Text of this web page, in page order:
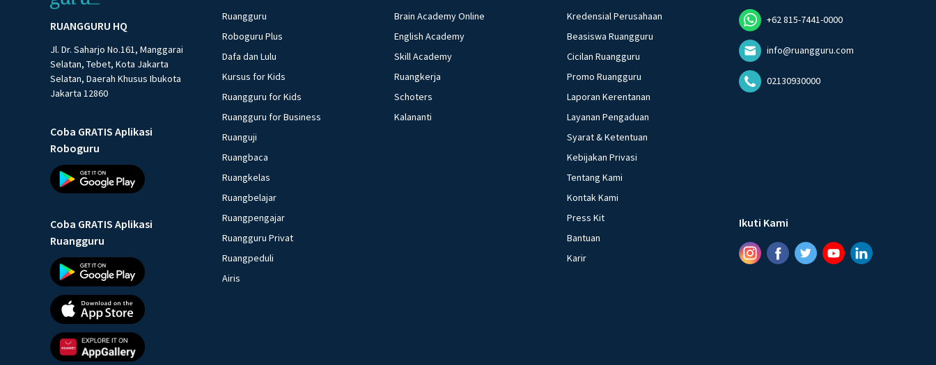
RUANGGURU HQ
Jl. Dr. Saharjo No.161, Manggarai
Selatan, Tebet, Kota Jakarta
Selatan, Daerah Khusus Ibukota
Jakarta 12860
Coba GRATIS Aplikasi
Roboguru
Coba GRATIS Aplikasi
Ruangguru
Ruangguru
Roboguru Plus
Dafa dan Lulu
Kursus for Kids
Ruangguru for Kids
Ruangguru for Business
Ruanguji
Ruangbaca
Ruangkelas
Ruangbelajar
Ruangpengajar
Ruangguru Privat
Ruangpeduli
Airis
Brain Academy Online
English Academy
Skill Academy
Ruangkerja
Schoters
Kalananti
Kredensial Perusahaan
Beasiswa Ruangguru
Cicilan Ruangguru
Promo Ruangguru
Laporan Kerentanan
Layanan Pengaduan
Syarat & Ketentuan
Kebijakan Privasi
Tentang Kami
Kontak Kami
Press Kit
Bantuan
Karir
+62 815-7441-0000
info@ruangguru.com
02130930000
Ikuti Kami